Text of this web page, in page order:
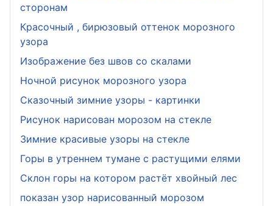
сторонам
Красочный , бирюзовый оттенок морозного
узора
Изображение без швов со скалами
Ночной рисунок морозного узора
Сказочный зимние узоры - картинки
Рисунок нарисован морозом на стекле
Зимние красивые узоры на стекле
Горы в утреннем тумане с растущими елями
Склон горы на котором растёт хвойный лес
показан узор нарисованный морозом